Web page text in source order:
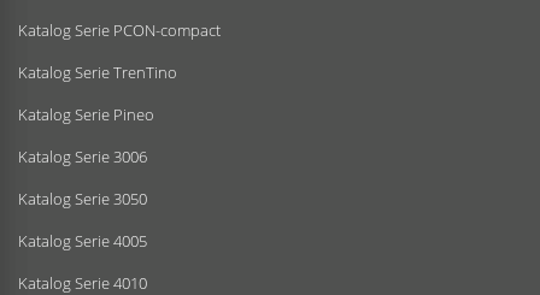
Katalog Serie PCON-compact
Katalog Serie TrenTino
Katalog Serie Pineo
Katalog Serie 3006
Katalog Serie 3050
Katalog Serie 4005
Katalog Serie 4010